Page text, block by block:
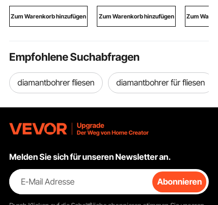
gängige
Holzbearbeitungs-
Zum Warenkorb hinzufügen
Ärzte, Chiropraktiker,
Untersuchungs- &
Zum Warenkorb hinzufügen Zum
Empfohlene Suchabfragen
diamantbohrer fliesen diamantbohrer für fliesen
Melden Sie sich für unseren Newsletter an.
E-Mail Adresse Abonnieren